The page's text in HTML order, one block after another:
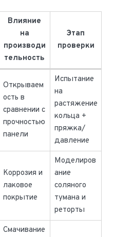
Влияние
на
производи
тельность
Этап
проверки
Открываем
ость в
сравнении с
прочностью
панели
Испытание
на
растяжение
кольца +
пряжка/
давление
Коррозия и
лаковое
покрытие
Моделиров
ание
соляного
тумана и
реторты
Смачивание